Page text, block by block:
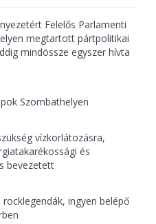
Felelős Parlamenti
megtartott pártpolitikai
mindössze egyszer hívta
Szombathelyen
vízkorlátozásra,
és
bevezetett
ingyen belépő